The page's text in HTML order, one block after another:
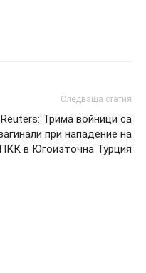
Следваща статия
Reuters: Трима войници са
при нападение на
ПКК в Югоизточна Турция